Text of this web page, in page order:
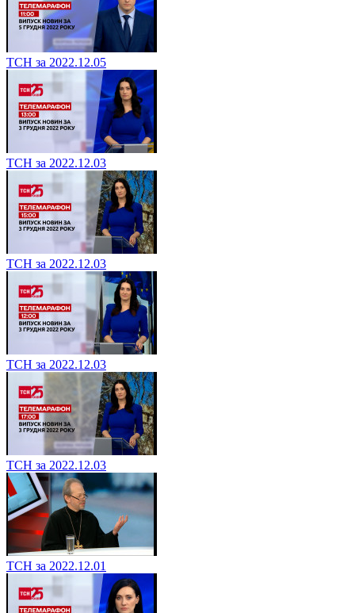
ТСН за 2022.12.05
ТСН за 2022.12.03
ТСН за 2022.12.03
ТСН за 2022.12.03
ТСН за 2022.12.03
ТСН за 2022.12.01